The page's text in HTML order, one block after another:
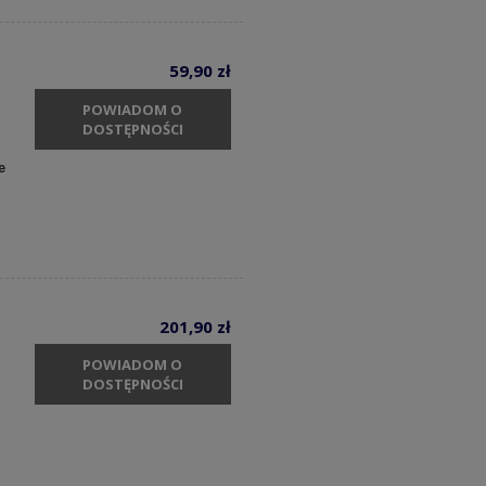
59,90 zł
POWIADOM O
DOSTĘPNOŚCI
201,90 zł
POWIADOM O
DOSTĘPNOŚCI